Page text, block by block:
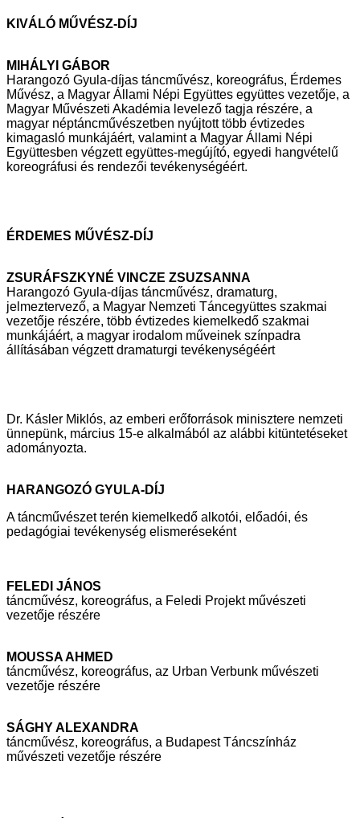
KIVÁLÓ MŰVÉSZ-DÍJ
MIHÁLYI GÁBOR
Harangozó Gyula-díjas táncművész, koreográfus, Érdemes
Művész, a Magyar Állami Népi Együttes együttes vezetője, a
Magyar Művészeti Akadémia levelező tagja részére, a
magyar néptáncművészetben nyújtott több évtizedes
kimagasló munkájáért, valamint a Magyar Állami Népi
Együttesben végzettegyüttes-megújító, egyedi hangvételű
koreográfusi és rendezői tevékenységéért.
ÉRDEMES MŰVÉSZ-DÍJ
ZSURÁFSZKYNÉ VINCZE ZSUZSANNA
Harangozó Gyula-díjas táncművész, dramaturg,
jelmeztervező, a Magyar Nemzeti Táncegyüttes szakmai
vezetője részére, több évtizedes kiemelkedő szakmai
munkájáért, a magyar irodalom műveinek színpadra
állításában végzett dramaturgi tevékenységéért
Dr. Kásler Miklós, az emberi erőforrások minisztere nemzeti
ünnepünk, március 15-e alkalmából az alábbi kitüntetéseket
adományozta.
HARANGOZÓ GYULA-DÍJ
A táncművészet terén kiemelkedő alkotói, előadói, és
pedagógiai tevékenység elismeréseként
FELEDI JÁNOS
táncművész, koreográfus, a Feledi Projekt művészeti
vezetője részére
MOUSSA AHMED
táncművész, koreográfus, az Urban Verbunk művészeti
vezetője részére
SÁGHY ALEXANDRA
táncművész, koreográfus, a Budapest Táncszínház
művészeti vezetője részére